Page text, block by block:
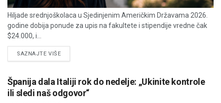
Hiljade srednjoškolaca u Sjedinjenim Američkim Državama 2026.
godine dobija ponude za upis na fakultete i stipendije vredne čak
$24.000, i...
SAZNAJTE VIŠEDETAILS
Španija dala Italiji rok do nedelje: „Ukinite kontrole
ili sledi naš odgovor“